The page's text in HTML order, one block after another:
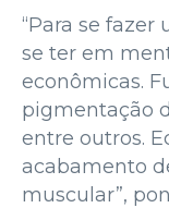
“Para se fazer
se ter em
econômicas.
pigmentação
entre outros.
acabamento
muscular”,